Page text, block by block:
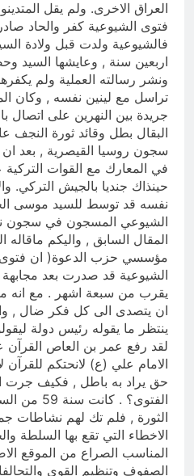
العراق الاخرى. ولم يقل
فتوى الشيوعية كفر والحاد
فالشيوعية ولدت قبل ولادة
اربعين سنة , وعايشها السيد
ونشر رسالته العملية ولم
تراسل مع لينين نفسه , وكان
جريدة بين النهرين على اتصال
سجون روسيا القيصرية , بعد ان
في المعارك مع القوات
حينذاك جنديا بالجيش التركي.
نفسه قد توسط للسيد موسى
الشيوعي المسجون في سجون
المقال السابق , واليكم
مؤسسي حزب الدعوة( ان فتوى
الشيوعية قد صدرت بعد
يقرب من سبعة اشهر . مع انه
ان يتصدى الى كل فكر ضال ,
ينتظر ما يقوله رئيس دولة
لقد رفع عمر بن العاص القرآن
الامام علي (ع) لانحتكم للقرآن
حق يراد به باطل , فكيف جرت
الفتوى؟ .
الثورة , فلم تك لهم نشاطات
الاخطاء التي تقع بها
المناسب الصراع من الموقع
الصفوف وتنظيم القوى